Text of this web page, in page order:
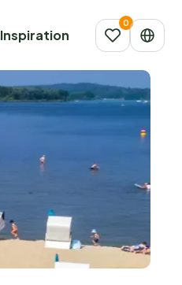
Inspiration